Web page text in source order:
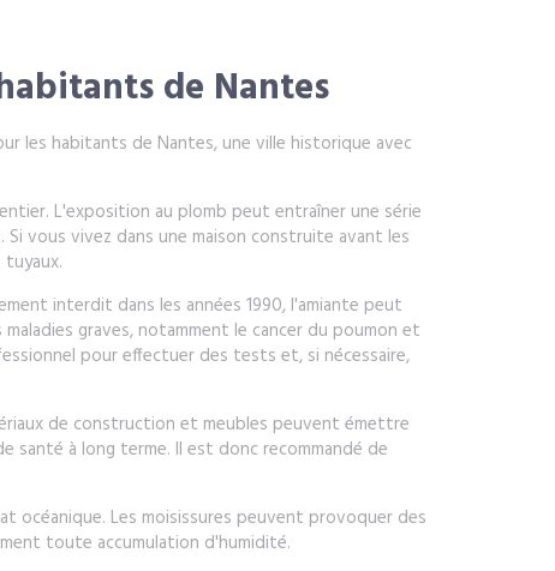
de Nantes
les habitants de Nantes, une ville historique avec
L'exposition au plomb peut entraîner une série
vous vivez dans une maison construite avant les
interdit dans les années 1990, l'amiante peut
graves, notamment le cancer du poumon et
pour effectuer des tests et, si nécessaire,
de construction et meubles peuvent émettre
santé à long terme. Il est donc recommandé de
océanique. Les moisissures peuvent provoquer des
toute accumulation d'humidité.